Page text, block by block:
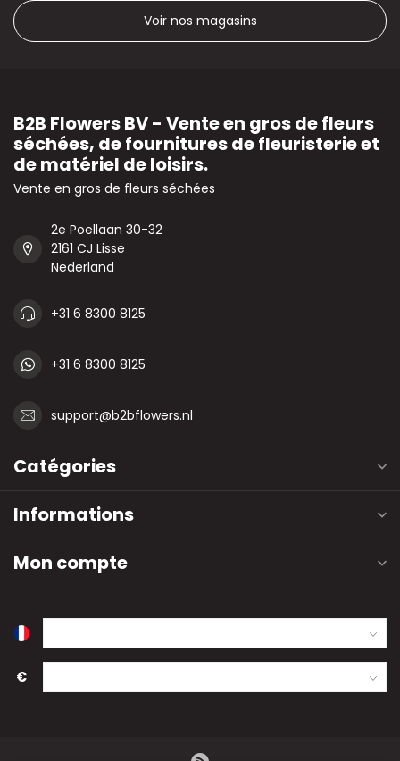
Voir nos magasins
B2B Flowers BV - Vente en gros de fleurs
séchées, de fournitures de fleuristerie et
de matériel de loisirs.
Vente en gros de fleurs séchées
2e Poellaan 30-32
2161 CJ Lisse
Nederland
+31 6 8300 8125
+31 6 8300 8125
support@b2bflowers.nl
Catégories
Informations
Mon compte
€